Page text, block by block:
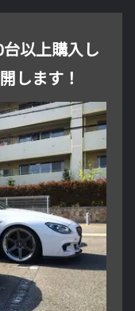
以上購入し
します！